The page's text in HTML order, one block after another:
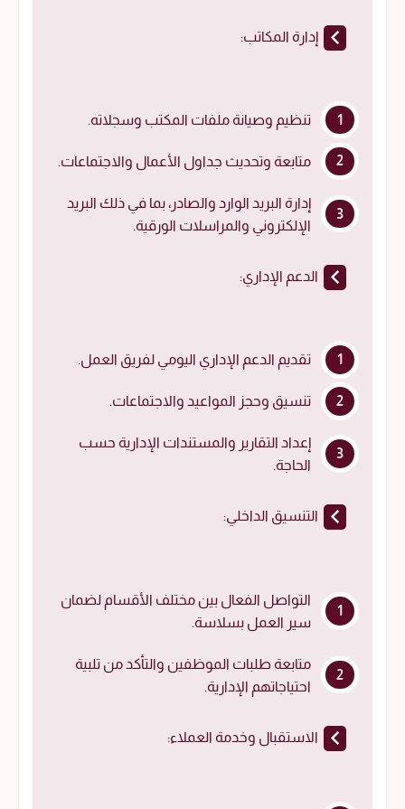
إدارة المكاتب:
تنظيم وصيانة ملفات المكتب وسجلاته.
متابعة وتحديث جداول الأعمال والاجتماعات.
إدارة البريد الوارد والصادر، بما في ذلك البريد
الإلكتروني والمراسلات الورقية.
الدعم الإداري:
تقديم الدعم الإداري اليومي لفريق العمل.
تنسيق وحجز المواعيد والاجتماعات.
إعداد التقارير والمستندات الإدارية حسب
الحاجة.
التنسيق الداخلي:
التواصل الفعال بين مختلف الأقسام لضمان
سير العمل بسلاسة.
متابعة طلبات الموظفين والتأكد من تلبية
احتياجاتهم الإدارية.
الاستقبال وخدمة العملاء: